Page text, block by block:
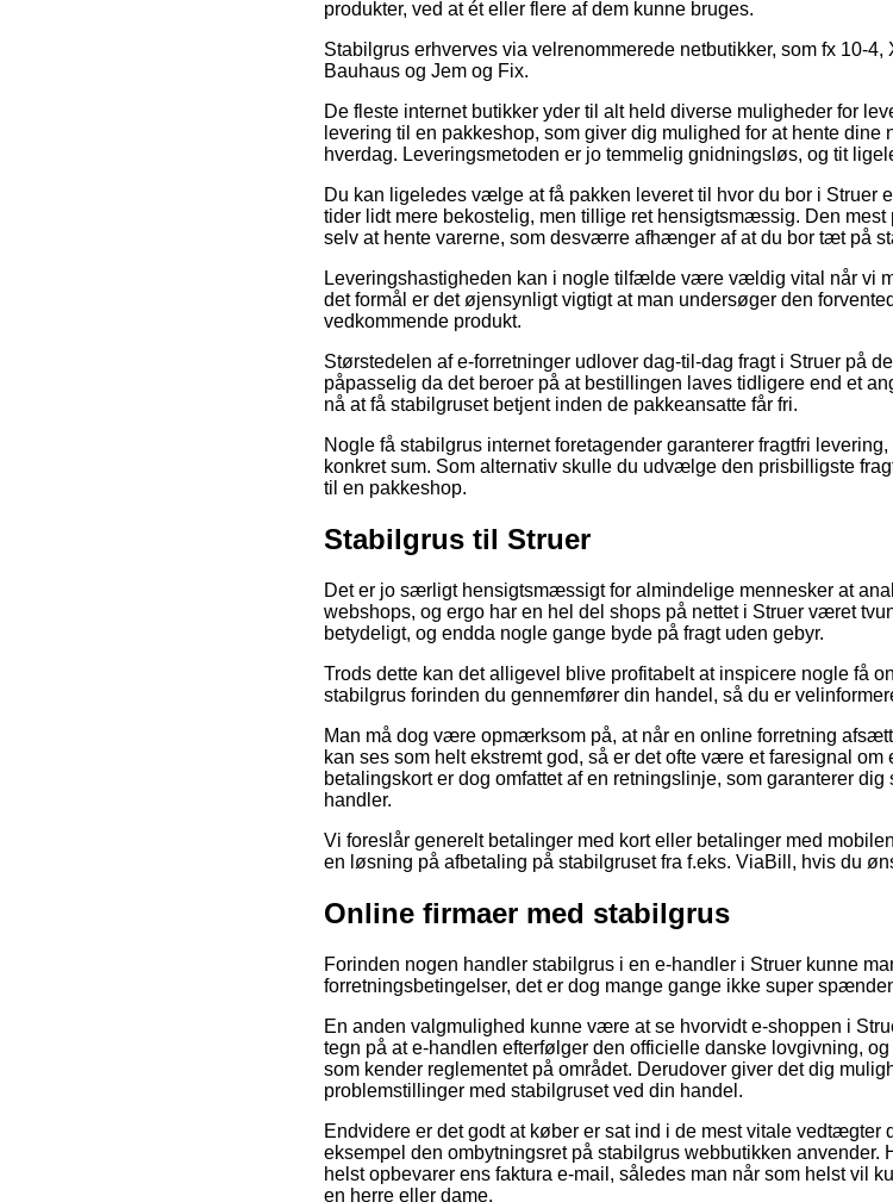
produkter, ved at ét eller flere af dem kunne bruges.
Stabilgrus erhverves via velrenommerede netbutikker, som fx 10-
Bauhaus og Jem og Fix.
De fleste internet butikker yder til alt held diverse muligheder for
levering til en pakkeshop, som giver dig mulighed for at hente dine
hverdag. Leveringsmetoden er jo temmelig gnidningsløs, og tit
Du kan ligeledes vælge at få pakken leveret til hvor du bor i Struer
tider lidt mere bekostelig, men tillige ret hensigtsmæssig. Den
selv at hente varerne, som desværre afhænger af at du bor tæt på
Leveringshastigheden kan i nogle tilfælde være vældig vital når vi
det formål er det øjensynligt vigtigt at man undersøger den
vedkommende produkt.
Størstedelen af e-forretninger udlover dag-til-dag fragt i Struer på
påpasselig da det beroer på at bestillingen laves tidligere end et
nå at få stabilgruset betjent inden de pakkeansatte får fri.
Nogle få stabilgrus internet foretagender garanterer fragtfri
konkret sum. Som alternativ skulle du udvælge den prisbilligste
til en pakkeshop.
Stabilgrus til Struer
Det er jo særligt hensigtsmæssigt for almindelige mennesker at
webshops, og ergo har en hel del shops på nettet i Struer været
betydeligt, og endda nogle gange byde på fragt uden gebyr.
Trods dette kan det alligevel blive profitabelt at inspicere nogle få
stabilgrus forinden du gennemfører din handel, så du er
Man må dog være opmærksom på, at når en online forretning
kan ses som helt ekstremt god, så er det ofte være et faresignal
betalingskort er dog omfattet af en retningslinje, som garanterer
handler.
Vi foreslår generelt betalinger med kort eller betalinger med
en løsning på afbetaling på stabilgruset fra f.eks. ViaBill, hvis du
Online firmaer med stabilgrus
Forinden nogen handler stabilgrus i en e-handler i Struer kunne
forretningsbetingelser, det er dog mange gange ikke super
En anden valgmulighed kunne være at se hvorvidt e-shoppen i
tegn på at e-handlen efterfølger den officielle danske lovgivning,
som kender reglementet på området. Derudover giver det dig
problemstillinger med stabilgruset ved din handel.
Endvidere er det godt at køber er sat ind i de mest vitale vedtægter
eksempel den ombytningsret på stabilgrus webbutikken anvender.
helst opbevarer ens faktura e-mail, således man når som helst vil
en herre eller dame.